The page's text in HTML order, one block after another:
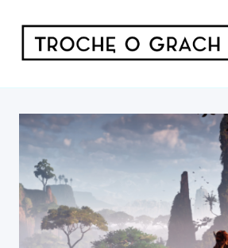
treści